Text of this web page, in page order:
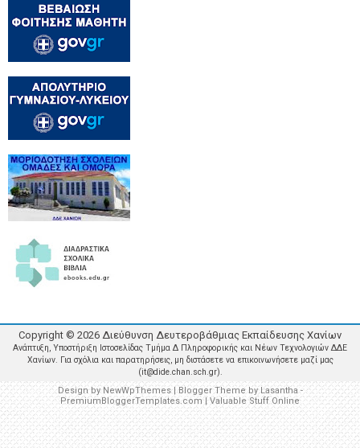
Copyright © 2026 Διεύθυνση Δευτεροβάθμιας Εκπαίδευσης Χανίων
Ανάπτυξη, Υποστήριξη Ιστοσελίδας Τμήμα Δ Πληροφορικής και Νέων Τεχνολογιών ΔΔΕ
Χανίων. Για σχόλια και παρατηρήσεις, μη διστάσετε να επικοινωνήσετε μαζί μας
(it@dide.chan.sch.gr).
Design byNewWpThemes| Blogger Theme byLasantha-
PremiumBloggerTemplates.com| Valuable Stuff Online